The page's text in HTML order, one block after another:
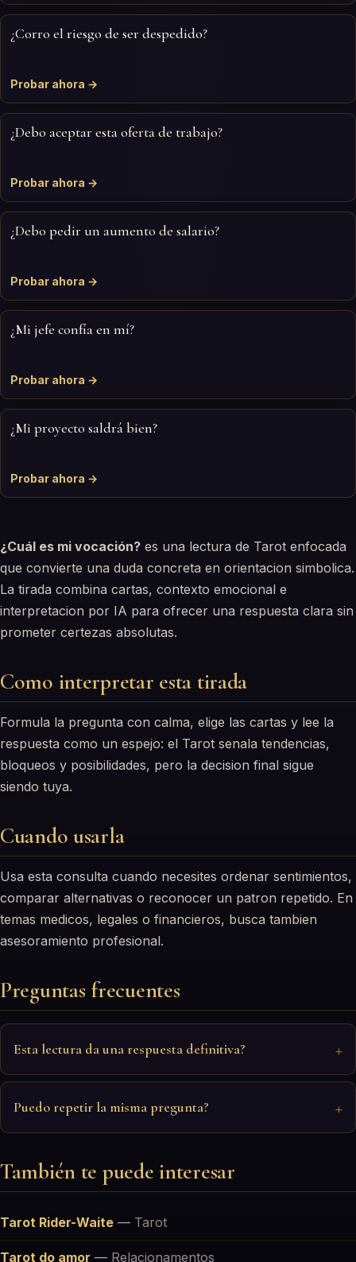
¿Corro el riesgo de ser despedido?
Probar ahora →
¿Debo aceptar esta oferta de trabajo?
Probar ahora →
¿Debo pedir un aumento de salario?
Probar ahora →
¿Mi jefe confía en mí?
Probar ahora →
¿Mi proyecto saldrá bien?
Probar ahora →
¿Cuál es mi vocación? es una lectura de Tarot enfocada
que convierte una duda concreta en orientacion simbolica.
La tirada combina cartas, contexto emocional e
interpretacion por IA para ofrecer una respuesta clara sin
prometer certezas absolutas.
Como interpretar esta tirada
Formula la pregunta con calma, elige las cartas y lee la
respuesta como un espejo: el Tarot senala tendencias,
bloqueos y posibilidades, pero la decision final sigue
siendo tuya.
Cuando usarla
Usa esta consulta cuando necesites ordenar sentimientos,
comparar alternativas o reconocer un patron repetido. En
temas medicos, legales o financieros, busca tambien
asesoramiento profesional.
Preguntas frecuentes
Esta lectura da una respuesta definitiva?
Puedo repetir la misma pregunta?
También te puede interesar
Tarot Rider-Waite — Tarot
Tarot do amor — Relacionamentos